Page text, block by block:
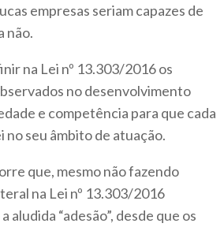
empresas seriam capazes de
não.
na Lei nº 13.303/2016 os
no desenvolvimento
e competência para que cada
no seu âmbito de atuação.
que, mesmo não fazendo
na Lei nº 13.303/2016
aludida “adesão”, desde que os